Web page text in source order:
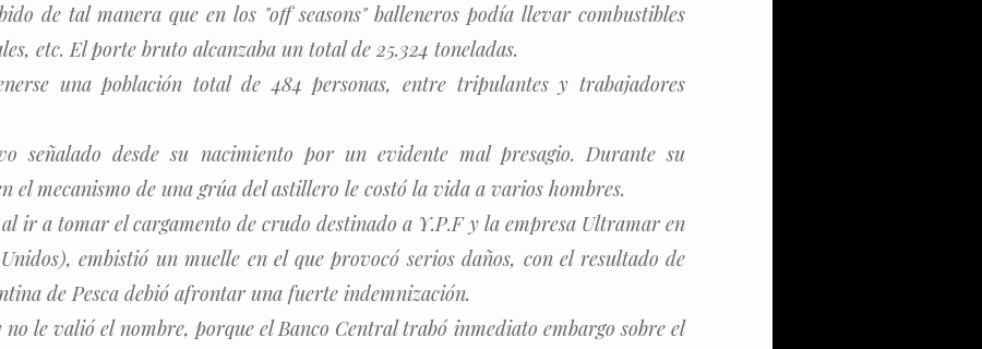
de tal manera que en los "off seasons" balleneros podía llevar combustibles
etc. El porte bruto alcanzaba un total de 25.324 toneladas.
una población total de 484 personas, entre tripulantes y trabajadores
señalado desde su nacimiento por un evidente mal presagio. Durante su
el mecanismo de una grúa del astillero le costó la vida a varios hombres.
ir a tomar el cargamento de crudo destinado a Y.P.F y la empresa Ultramar en
embistió un muelle en el que provocó serios daños, con el resultado de
de Pesca debió afrontar una fuerte indemnización.
no le valió el nombre, porque el Banco Central trabó inmediato embargo sobre el